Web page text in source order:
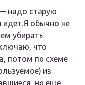
надо старую
идет.Я обычно не
убирать
что
потом по схеме
из
но ещё